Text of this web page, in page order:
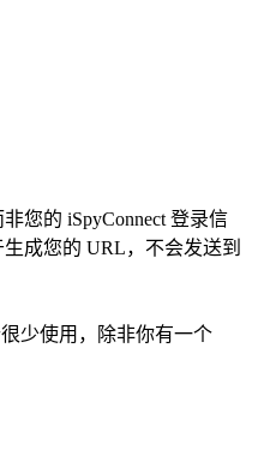
您的 iSpyConnect 登录信
成您的 URL，不会发送到
少使用，除非你有一个